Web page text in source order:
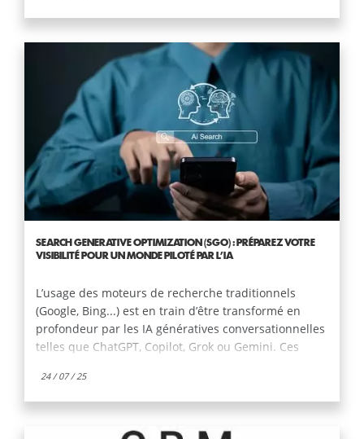
SEARCH GENERATIVE OPTIMIZATION (SGO) : PRÉPAREZ VOTRE
VISIBILITÉ POUR UN MONDE PILOTÉ PAR L’IA
L’usage des moteurs de recherche traditionnels
(Google, Bing...) est en train d’être transformé en
profondeur par les IA génératives conversationnelles
telles que ChatGPT, Copilot, Grok ou Gemini. Ces
entre utilisateurs et contenus en ligne. Pour les
entreprises, cela implique un nouveau défi : être
24 / 07 / 25